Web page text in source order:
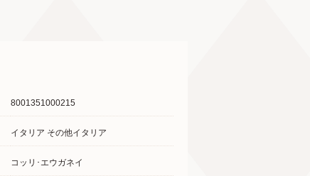
8001351000215
イタリア その他イタリア
コッリ･エウガネイ